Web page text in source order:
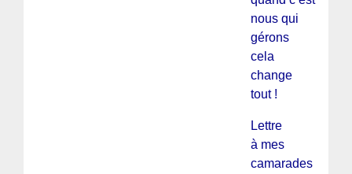
nous qui
gérons
cela
change
tout !
Lettre
à mes
camarades